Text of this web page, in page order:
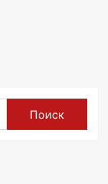
Поиск